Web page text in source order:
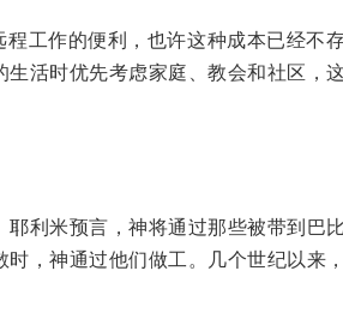
工作的便利，也许这种成本已经不
活时优先考虑家庭、教会和社区，
利米预言，神将通过那些被带到巴
，神通过他们做工。几个世纪以来